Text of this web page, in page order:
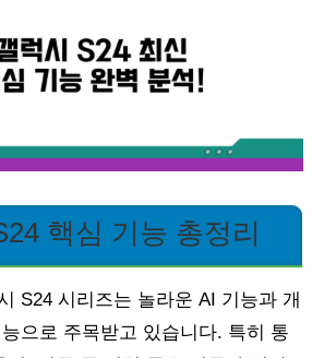
핵심 기능 총정리
S24 시리즈는 놀라운 AI 기능과 개
으로 주목받고 있습니다. 특히 통